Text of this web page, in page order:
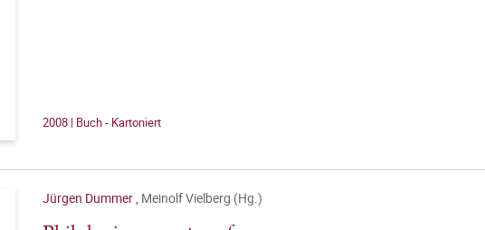
2008 | Buch - Kartoniert
Jürgen Dummer, Meinolf Vielberg (Hg.)